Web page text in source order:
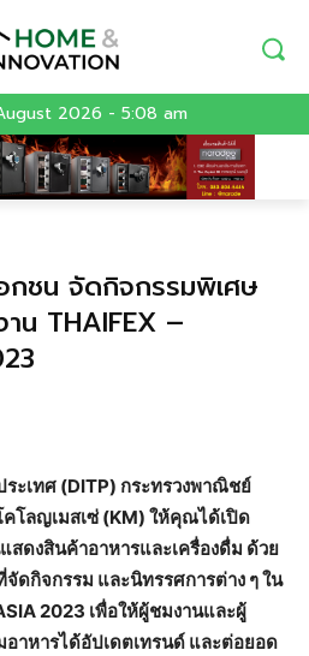
2026 - 5:08 am
กชน จัดกิจกรรมพิเศษ
น THAIFEX –
ระเทศ (DITP) กระทรวงพาณิชย์
โลญเมสเซ่ (KM) ให้คุณได้เปิด
ดงสินค้าอาหารและเครื่องดื่ม ด้วย
ดกิจกรรม และนิทรรศการต่าง ๆ ใน
2023 เพื่อให้ผู้ชมงานและผู้
าหารได้อัปเดตเทรนด์ และต่อยอด